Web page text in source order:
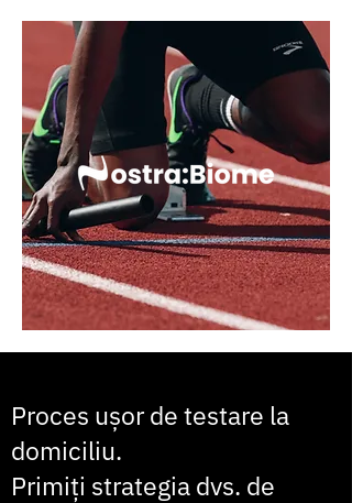
Proces ușor de testare la
domiciliu.
Primiți strategia dvs. de